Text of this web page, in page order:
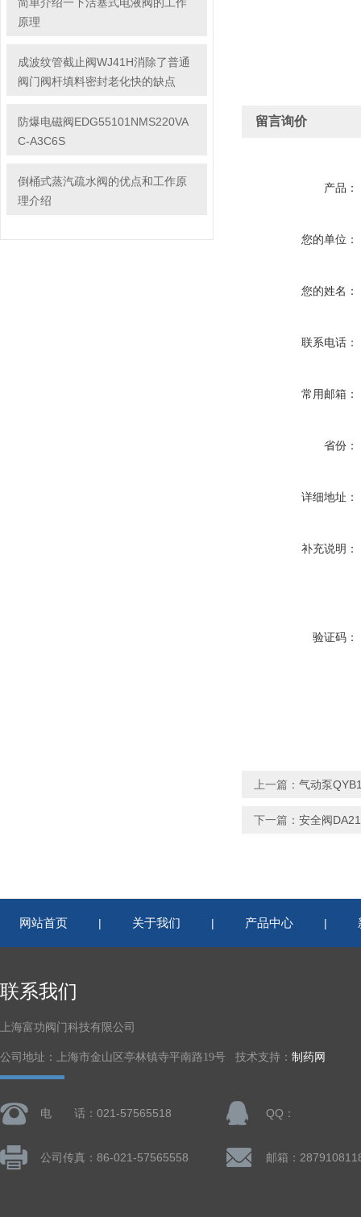
原理
成波纹管截止阀WJ41H消除了普通
阀门阀杆填料密封老化快的缺点
防爆电磁阀EDG55101NMS220VA
C-A3C6S
倒桶式蒸汽疏水阀的优点和工作原
理介绍
留言询价
产品：
您的单位：
您的姓名：
联系电话：
常用邮箱：
省份：
详细地址：
补充说明：
验证码：
上一篇： 气动泵
下一篇： 安全阀
网站首页 | 关于我们 | 产品中心 |
联系我们
上海富功阀门科技有限公司
公司地址：上海市金山区亭林镇寺平南路19号 技术支持： 制药网
电 话：021-57565518 QQ：
公司传真：86-021-57565558 邮箱：